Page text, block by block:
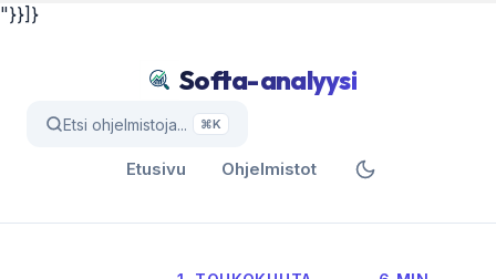
"}}]}
Softa-analyysi
Etsi ohjelmistoja... ⌘K
Etusivu Ohjelmistot